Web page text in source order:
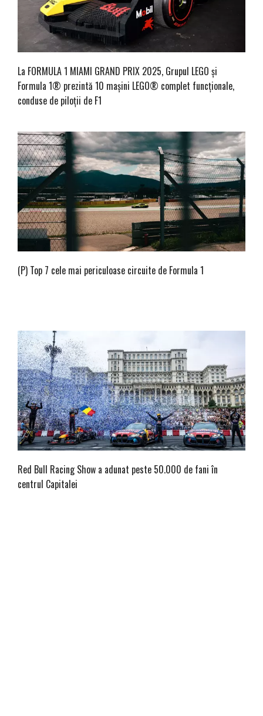
La FORMULA 1 MIAMI GRAND PRIX 2025, Grupul LEGO și
Formula 1® prezintă 10 mașini LEGO® complet funcționale,
conduse de piloții de F1
(P) Top 7 cele mai periculoase circuite de Formula 1
Red Bull Racing Show a adunat peste 50.000 de fani în
centrul Capitalei